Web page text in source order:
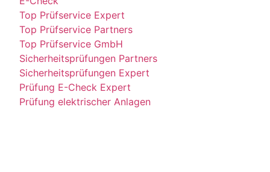
Top Prüfservice Expert
Top Prüfservice Partners
Top Prüfservice GmbH
Sicherheitsprüfungen Partners
Sicherheitsprüfungen Expert
Prüfung E-Check Expert
Prüfung elektrischer Anlagen